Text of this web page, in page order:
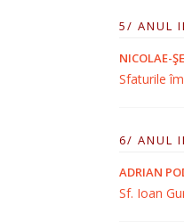
5/ ANUL
NICOLAE-
Sfaturile
6/ ANUL
ADRIAN
Sf. Ioan